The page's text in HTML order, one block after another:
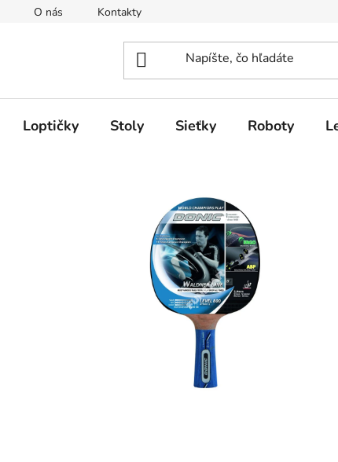
O nás Kontakty
Loptičky Stoly Sieťky Roboty